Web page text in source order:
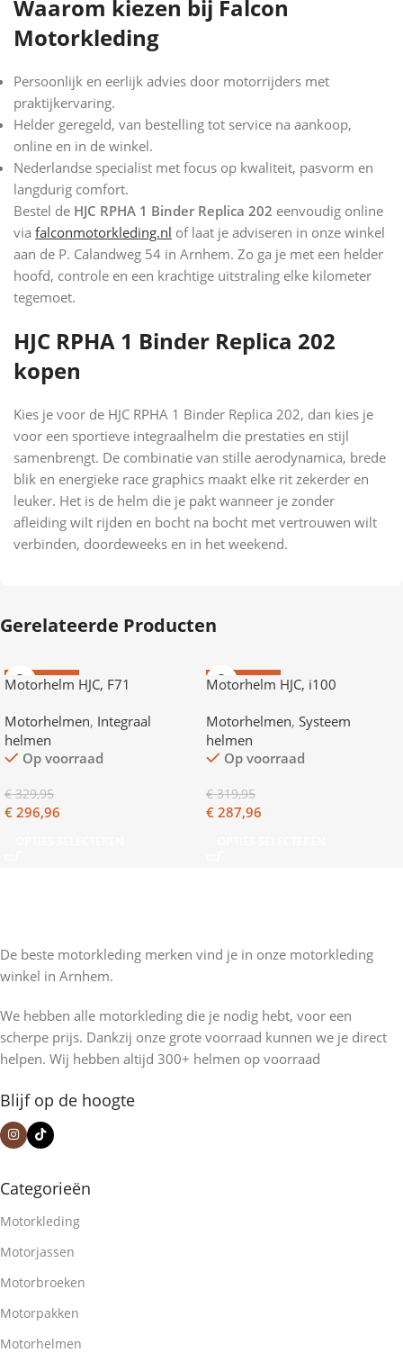
Waarom kiezen bij Falcon
Motorkleding
Persoonlijk en eerlijk advies door motorrijders met
praktijkervaring.
Helder geregeld, van bestelling tot service na aankoop,
online en in de winkel.
Nederlandse specialist met focus op kwaliteit, pasvorm en
langdurig comfort.
Bestel de HJC RPHA 1 Binder Replica 202 eenvoudig online
via falconmotorkleding.nl of laat je adviseren in onze winkel
aan de P. Calandweg 54 in Arnhem. Zo ga je met een helder
hoofd, controle en een krachtige uitstraling elke kilometer
tegemoet.
HJC RPHA 1 Binder Replica 202
kopen
Kies je voor de HJC RPHA 1 Binder Replica 202, dan kies je
voor een sportieve integraalhelm die prestaties en stijl
samenbrengt. De combinatie van stille aerodynamica, brede
blik en energieke race graphics maakt elke rit zekerder en
leuker. Het is de helm die je pakt wanneer je zonder
afleiding wilt rijden en bocht na bocht met vertrouwen wilt
verbinden, doordeweeks en in het weekend.
Gerelateerde Producten
AANBIEDING
Motorhelm HJC, F71
Motorhelmen, Integraal
helmen
Op voorraad
€329,95
€ 296,96
AANBIEDING
Motorhelm HJC, i100
Motorhelmen, Systeem
helmen
Op voorraad
€319,95
€ 287,96
De beste motorkleding merken vind je in onze motorkleding
winkel in Arnhem.
We hebben alle motorkleding die je nodig hebt, voor een
scherpe prijs. Dankzij onze grote voorraad kunnen we je direct
helpen. Wij hebben altijd 300+ helmen op voorraad
Blijf op de hoogte
Categorieën
Motorkleding
Motorjassen
Motorbroeken
Motorpakken
Motorhelmen